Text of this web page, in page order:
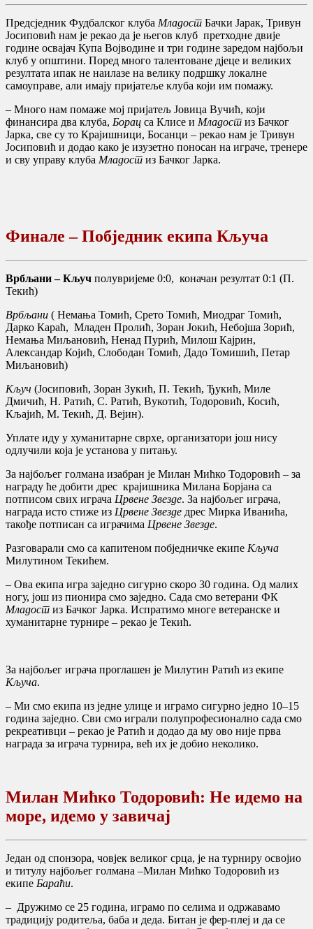
Предсједник Фудбалског клуба Младост Бачки Јарак, Тривун
Јосиповић нам је рекао да је његов клуб претходне двије
године освајач Купа Војводине и три године заредом најбољи
клуб у општини. Поред много талентоване дјеце и великих
резултата ипак не наилазе на велику подршку локалне
самоуправе, али имају пријатеље клуба који им помажу.
– Много нам помаже мој пријатељ Јовица Вучић, који
финансира два клуба, Борац са Клисе и Младост из Бачког
Јарка, све су то Крајишници, Босанци – рекао нам је Тривун
Јосиповић и додао како је изузетно поносан на играче, тренере
и сву управу клуба Младост из Бачког Јарка.
Финале – Побједник екипа Кључа
Врбљани – Кључ полувријеме 0:0, коначан резултат 0:1 (П.
Текић)
Врбљани ( Немања Томић, Срето Томић, Миодраг Томић,
Дарко Караћ, Младен Пролић, Зоран Јокић, Небојша Зорић,
Немања Миљановић, Ненад Пурић, Милош Кајрин,
Александар Којић, Слободан Томић, Дадо Томишић, Петар
Миљановић)
Кључ (Јосиповић, Зоран Зукић, П. Текић, Ђукић, Миле
Дмичић, Н. Ратић, С. Ратић, Вукотић, Тодоровић, Косић,
Кљајић, М. Текић, Д. Вејин).
Уплате иду у хуманитарне сврхе, организатори још нису
одлучили која је установа у питању.
За најбољег голмана изабран је Милан Мићко Тодоровић – за
награду ће добити дрес крајишника Милана Борјана са
потписом свих играча Црвене Звезде. За најбољег играча,
награда исто стиже из Црвене Звезде дрес Мирка Иванића,
такође потписан са играчима Црвене Звезде.
Разговарали смо са капитеном побједничке екипе Кључа
Милутином Текићем.
– Ова екипа игра заједно сигурно скоро 30 година. Од малих
ногу, још из пионира смо заједно. Сада смо ветерани ФК
Младост из Бачког Јарка. Испратимо многе ветеранске и
хуманитарне турнире – рекао је Текић.
За најбољег играча проглашен је Милутин Ратић из екипе
Кључа.
– Ми смо екипа из једне улице и играмо сигурно једно 10–15
година заједно. Сви смо играли полупрофесионално сада смо
рекреативци – рекао је Ратић и додао да му ово није прва
награда за играча турнира, већ их је добио неколико.
Милан Мићко Тодоровић: Не идемо на
море, идемо у завичај
Један од спонзора, човјек великог срца, је на турниру освојио
и титулу најбољег голмана –Милан Мићко Тодоровић из
екипе Бараћи.
– Дружимо се 25 година, играмо по селима и одржавамо
традицију родитеља, баба и деда. Битан је фер-плеј и да се